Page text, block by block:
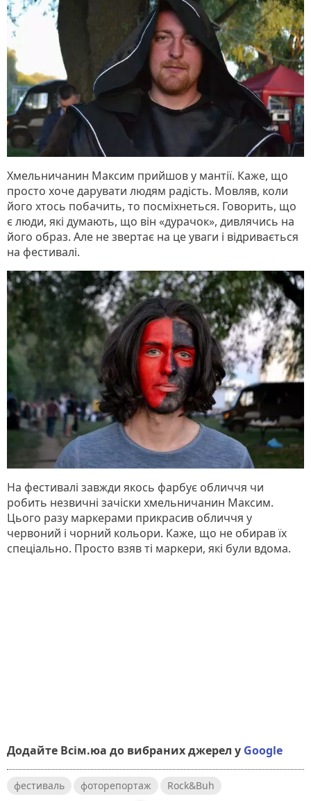
Хмельничанин Максим прийшов у мантії. Каже, що
просто хоче дарувати людям радість. Мовляв, коли
його хтось побачить, то посміхнеться. Говорить, що
є люди, які думають, що він «дурачок», дивлячись на
його образ. Але не звертає на це уваги і відривається
на фестивалі.
На фестивалі завжди якось фарбує обличчя чи
робить незвичні зачіски хмельничанин Максим.
Цього разу маркерами прикрасив обличчя у
червоний і чорний кольори. Каже, що не обирав їх
спеціально. Просто взяв ті маркери, які були вдома.
Додайте Всім.юа до вибраних джерел у Google
фестиваль фоторепортаж Rock&Buh